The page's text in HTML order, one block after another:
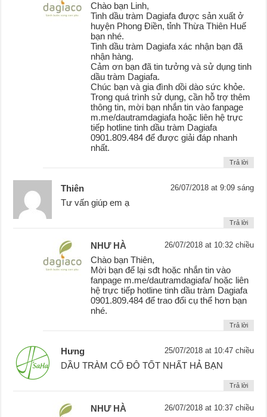
Chào bạn Linh,
Tinh dầu tràm Dagiafa được sản xuất ở
huyện Phong Điền, tỉnh Thừa Thiên Huế
bạn nhé.
Tinh dầu tràm Dagiafa xác nhận bạn đã
nhận hàng.
Cảm ơn bạn đã tin tưởng và sử dụng tinh
dầu tràm Dagiafa.
Chúc bạn và gia đình dồi dào sức khỏe.
Trong quá trình sử dụng, cần hỗ trợ thêm
thông tin, mời bạn nhắn tin vào fanpage
m.me/dautramdagiafa hoặc liên hệ trực
tiếp hotline tinh dầu tràm Dagiafa
0901.809.484 để được giải đáp nhanh
nhất.
Trả lời
Thiên 26/07/2018 at 9:09 sáng
Tư vấn giúp em ạ
Trả lời
NHƯ HÀ 26/07/2018 at 10:32 chiều
Chào bạn Thiên,
Mời bạn để lại sđt hoặc nhắn tin vào
fanpage m.me/dautramdagiafa/ hoặc liên
hệ trực tiếp hotline tinh dầu tràm Dagiafa
0901.809.484 để trao đổi cụ thể hơn bạn
nhé.
Trả lời
Hưng 25/07/2018 at 10:47 chiều
DẦU TRÀM CỐ ĐÔ TỐT NHẤT HẢ BẠN
Trả lời
NHƯ HÀ 26/07/2018 at 10:37 chiều